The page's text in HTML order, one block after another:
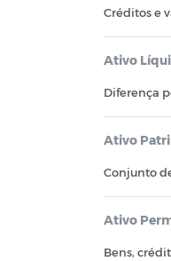
Créditos e
Ativo
Diferença
Ativo
Conjunto
Ativo
Bens,